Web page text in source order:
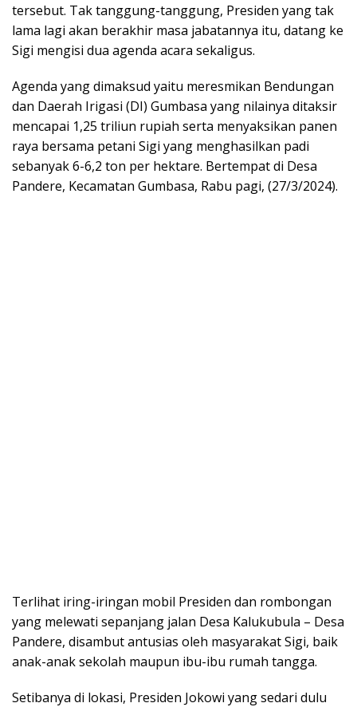
tersebut. Tak tanggung-tanggung, Presiden yang tak
lama lagi akan berakhir masa jabatannya itu, datang ke
Sigi mengisi dua agenda acara sekaligus.
Agenda yang dimaksud yaitu meresmikan Bendungan
dan Daerah Irigasi (DI) Gumbasa yang nilainya ditaksir
mencapai 1,25 triliun rupiah serta menyaksikan panen
raya bersama petani Sigi yang menghasilkan padi
sebanyak 6-6,2 ton per hektare. Bertempat di Desa
Pandere, Kecamatan Gumbasa, Rabu pagi, (27/3/2024).
Terlihat iring-iringan mobil Presiden dan rombongan
yang melewati sepanjang jalan Desa Kalukubula – Desa
Pandere, disambut antusias oleh masyarakat Sigi, baik
anak-anak sekolah maupun ibu-ibu rumah tangga.
Setibanya di lokasi, Presiden Jokowi yang sedari dulu